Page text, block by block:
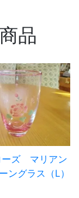
品
ーズ マリアン
ングラス（L）